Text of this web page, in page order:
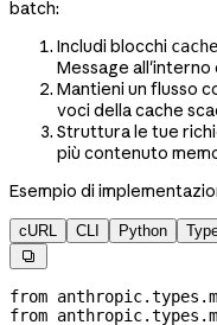
batch:
Includi blocchi
Message all'interno
Mantieni un flusso
voci della cache
Struttura le tue
più contenuto
Esempio di
cURL CLI Python

from
from